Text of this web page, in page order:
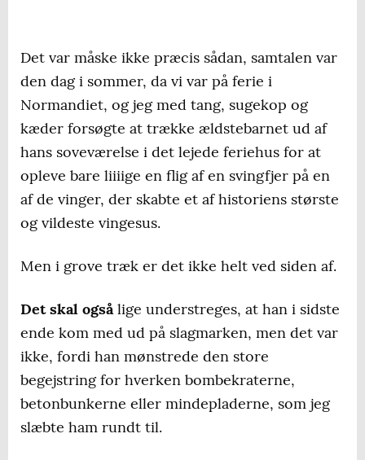
Det var måske ikke præcis sådan, samtalen var
den dag i sommer, da vi var på ferie i
Normandiet, og jeg med tang, sugekop og
kæder forsøgte at trække ældstebarnet ud af
hans soveværelse i det lejede feriehus for at
opleve bare liiiige en flig af en svingfjer på en
af de vinger, der skabte et af historiens største
og vildeste vingesus.
Men i grove træk er det ikke helt ved siden af.
Det skal ogsålige understreges, at han i sidste
ende kom med ud på slagmarken, men det var
ikke, fordi han mønstrede den store
begejstring for hverken bombekraterne,
betonbunkerne eller mindepladerne, som jeg
slæbte ham rundt til.